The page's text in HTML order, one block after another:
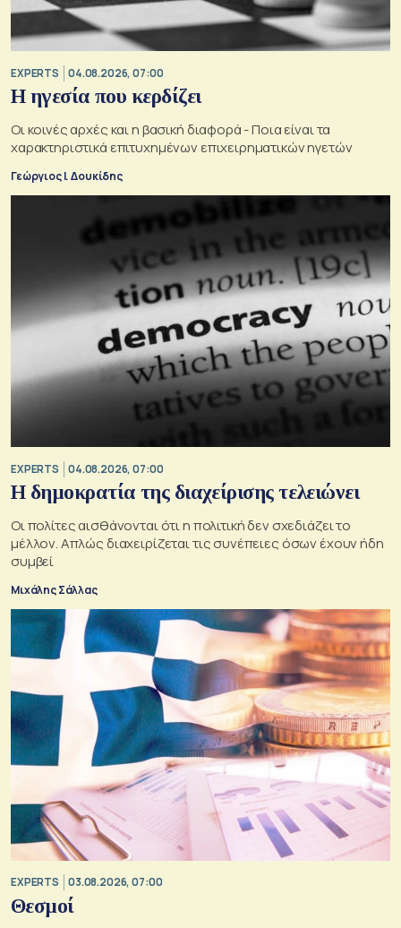
EXPERTS 04.08.2026, 07:00
Η ηγεσία που κερδίζει
Οι κοινές αρχές και η βασική διαφορά - Ποια είναι τα
χαρακτηριστικά επιτυχημένων επιχειρηματικών ηγετών
Γεώργιος Ι. Δουκίδης
EXPERTS 04.08.2026, 07:00
Η δημοκρατία της διαχείρισης τελειώνει
Οι πολίτες αισθάνονται ότι η πολιτική δεν σχεδιάζει το
μέλλον. Απλώς διαχειρίζεται τις συνέπειες όσων έχουν ήδη
συμβεί
Μιχάλης Σάλλας
EXPERTS 03.08.2026, 07:00
Θεσμοί